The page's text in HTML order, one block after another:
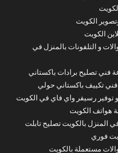
الكويت
الكويت
و التلفونات بالمنزل في
تكييف باكستاني حولي
توفير رسيفر واي فاي في الكويت
هواتف الكويت
المنزل بالكويت تصليح تابلت
فوري
مستعملة بالكويت